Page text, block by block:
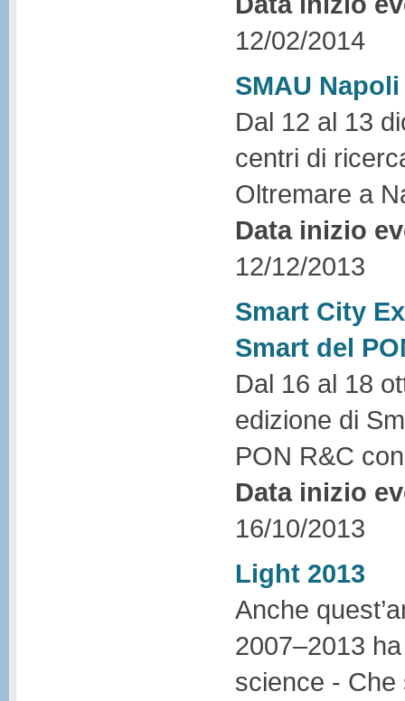
12/02/2014
SMAU Napoli
Dal 12 al 13
centri di
Oltremare a
Data inizio
12/12/2013
Smart City
Smart del
Dal 16 al 18
edizione di
PON R&C
Data inizio
16/10/2013
Light 2013
Anche
2007–2013
science - Che